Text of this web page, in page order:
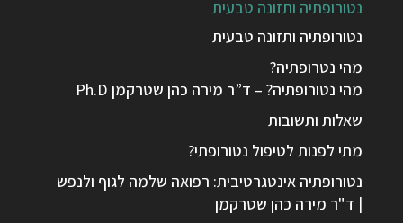
נטורופתיה ותזונה טבעית
נטורופתיה ותזונה טבעית
מהי נטרופתיה?
מהי נטורופתיה? – ד”ר מירה כהן שטרקמן Ph.D
שאלות ותשובות
מתי לפנות לטיפול נטורופתי?
נטורופתיה אינטגרטיבית: רפואה שלמה לגוף ולנפש
| ד"ר מירה כהן שטרקמן